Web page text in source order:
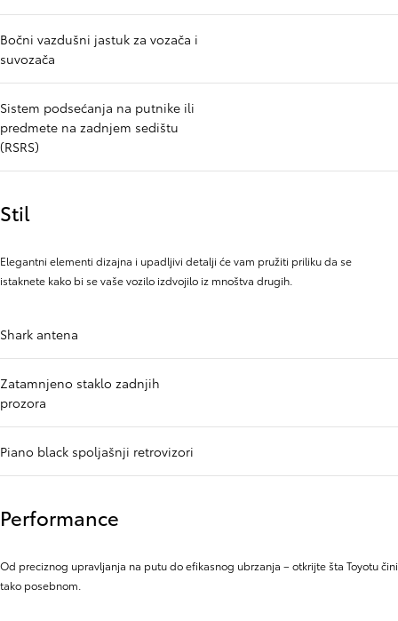
Bočni vazdušni jastuk za vozača i
suvozača
Sistem podsećanja na putnike ili
predmete na zadnjem sedištu
(RSRS)
Stil
Elegantni elementi dizajna i upadljivi detalji će vam pružiti priliku da se
istaknete kako bi se vaše vozilo izdvojilo iz mnoštva drugih.
Shark antena
Zatamnjeno staklo zadnjih
prozora
Piano black spoljašnji retrovizori
Performance
Od preciznog upravljanja na putu do efikasnog ubrzanja – otkrijte šta Toyotu čini
tako posebnom.